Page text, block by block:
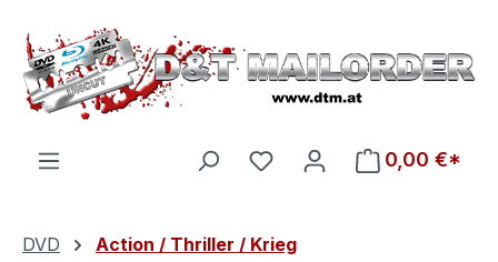
Zum Hauptinhalt springen
Du hast 0 Produkte auf
0,00 €*
DVD Action / Thriller / Krieg